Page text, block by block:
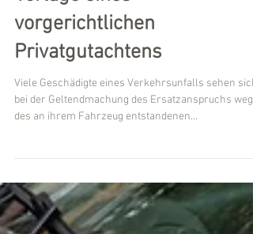
des Geschädigten zur
Vorlage eines
Privatgutachtens